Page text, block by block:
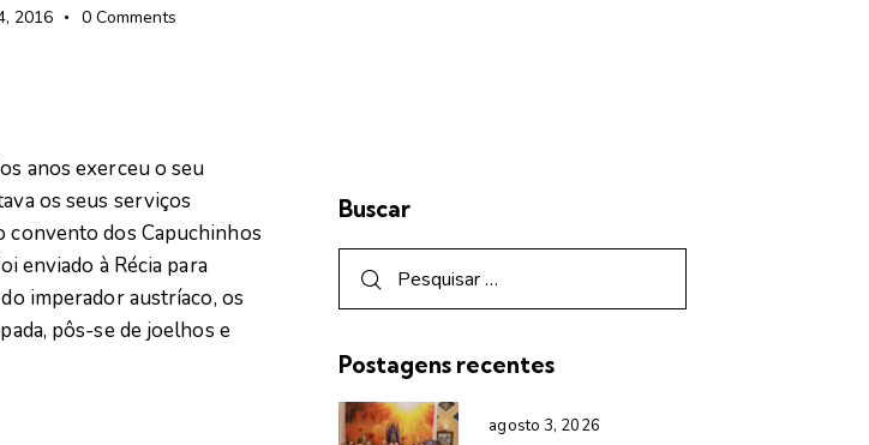
2016 0 Comments
anos exerceu o seu
os seus serviços
convento dos Capuchinhos
enviado à Récia para
imperador austríaco, os
pôs-se de joelhos e
Buscar
Postagens recentes
agosto 3, 2026